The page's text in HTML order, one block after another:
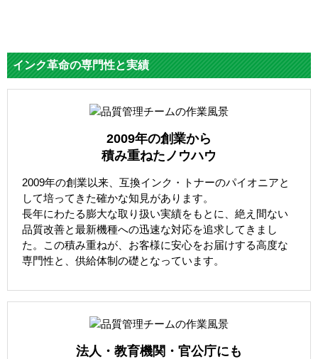
インク革命の専門性と実績
2009年の創業から
積み重ねたノウハウ
2009年の創業以来、互換インク・トナーのパイオニアと
して培ってきた確かな知見があります。
長年にわたる膨大な取り扱い実績をもとに、絶え間ない
品質改善と最新機種への迅速な対応を追求してきまし
た。この積み重ねが、お客様に安心をお届けする高度な
専門性と、供給体制の礎となっています。
法人・教育機関・官公庁にも